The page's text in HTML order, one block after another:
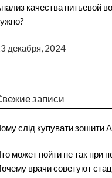
качества питьевой
декабря, 2024
записи
слід купувати зошити
может пойти не так при
врачи советуют